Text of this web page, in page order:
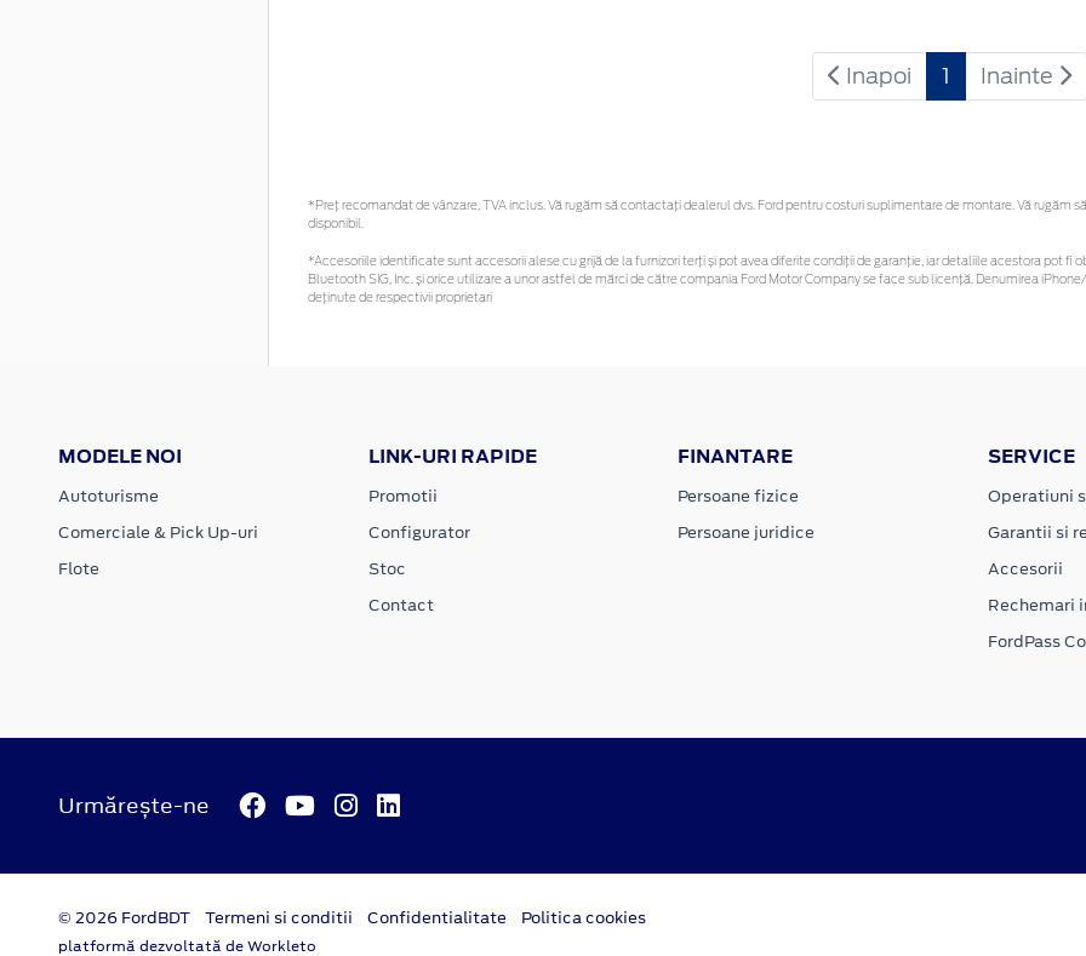
Inapoi 1 Inainte
*Preţ recomandat de vânzare, TVA inclus. Vă rugăm să contactaţi dealerul dvs. Ford pentru costuri suplimentare de montare. Vă
disponibil.
*Accesoriile identificate sunt accesorii alese cu grijă de la furnizori terți și pot avea diferite condiții de garanție, iar detaliile acestora pot
Bluetooth SIG, Inc. și orice utilizare a unor astfel de mărci de către compania Ford Motor Company se face sub licență. Denumirea
deținute de respectivii proprietari
MODELE NOI
Autoturisme
Comerciale & Pick Up-uri
Flote
LINK-URI RAPIDE
Promotii
Configurator
Stoc
Contact
FINANTARE
Persoane fizice
Persoane juridice
SERVICE
Operatiuni
Garantii si
Accesorii
Rechemari
FordPass
Urmărește-ne
© 2026 FordBDT Termeni si conditii Confidentialitate Politica cookies
platformă dezvoltată de Workleto